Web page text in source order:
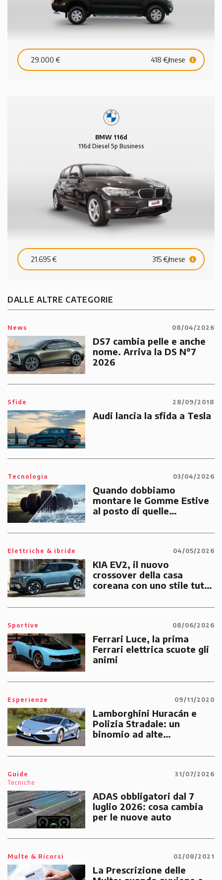
29.000 € 418 €/mese
BMW 116d
116d Diesel 5p Business
21.695 € 315 €/mese
DALLE ALTRE CATEGORIE
News 08/04/2026
DS7 cambia pelle e anche
nome. Arriva la DS N°7
2026
Sfide 28/09/2018
Audi lancia la sfida a Tesla
Tecnologia 03/04/2026
Quando dobbiamo
montare le Gomme Estive
al posto di quelle
Elettriche & ibride 04/05/2026
KIA EV2, il nuovo
crossover della casa
coreana con uno stile tutto
Sportive 08/06/2026
Ferrari Luce, la prima
Ferrari elettrica scuote gli
animi
Esperienze 09/11/2020
Lamborghini Huracán e
Polizia Stradale: un
binomio ad alte
emergenze dei cittadini
Guide
Tecniche
31/07/2026
ADAS obbligatori dal 7
luglio 2026: cosa cambia
per le nuove auto
Multe & Ricorsi 02/08/2021
La Prescrizione delle